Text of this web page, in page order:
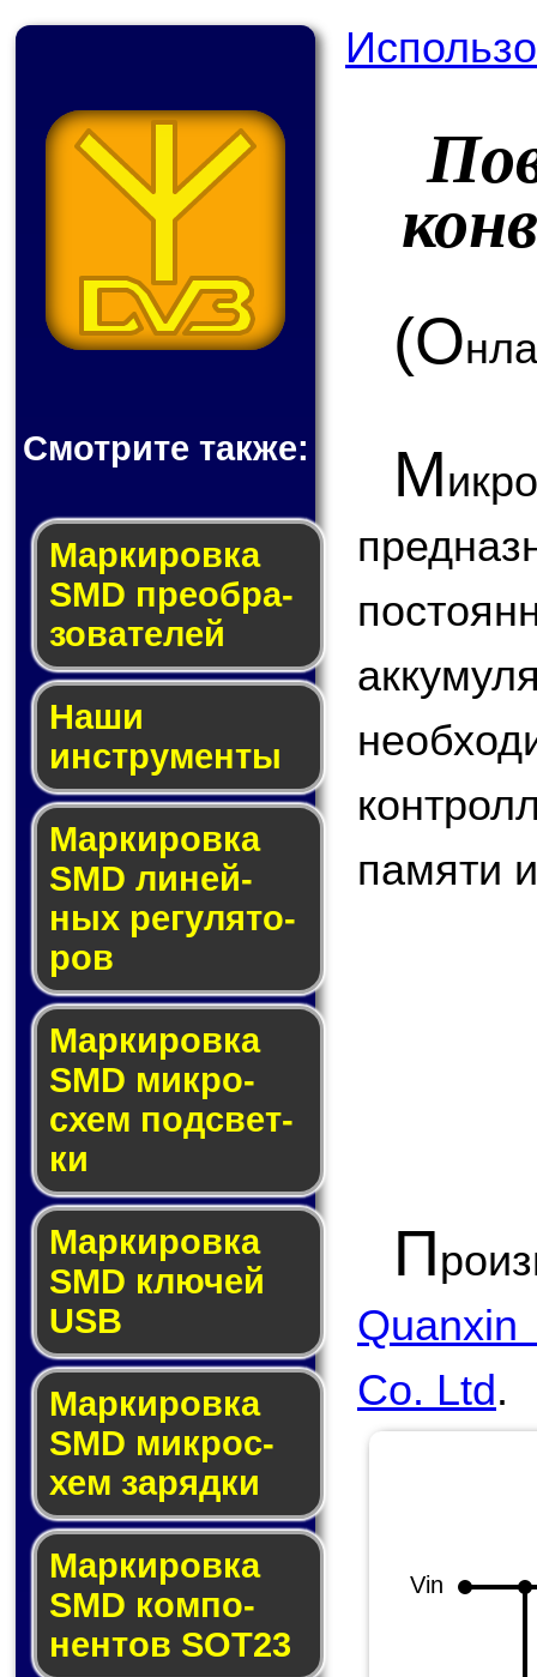
Смотрите также:
Мар­ки­ров­ка
SMD пре­об­ра­
зо­ва­те­лей
Наши
инструменты
Маркировка
SMD ли­ней­
ных ре­гу­ля­то­
ров
Маркировка
SMD мик­ро­
схем под­свет­
ки
Маркировка
SMD клю­чей
USB
Маркировка
SMD мик­рос­
хем за­ряд­ки
Маркировка
SMD ком­по­
нен­тов SOT23
(О
М
памяти
П
Quanxin
Co. Ltd.
Vin